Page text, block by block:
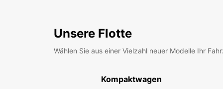
Unsere Flotte
Wählen Sie aus einer Vielzahl neuer Modelle Ihr
Kompaktwagen